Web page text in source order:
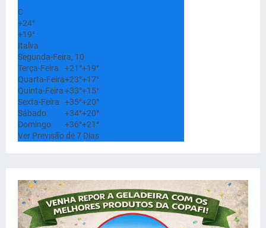
C
+24°
+19°
Italva
Segunda-Feira, 10
Terça-Feira
+21°+19°
Quarta-Feira+23°+17°
Quinta-Feira+33°+15°
Sexta-Feira
+35°+20°
Sábado
+34°+20°
Domingo
+36°+21°
Ver Previsão de 7 Dias